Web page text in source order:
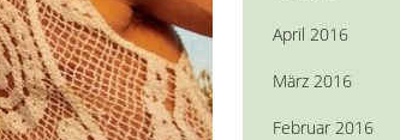
April 2016
März 2016
Februar 2016